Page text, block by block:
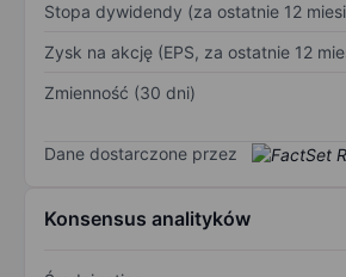
Stopa dywidendy (za ostatnie 12
Zysk na akcję (EPS, za ostatnie 12
Zmienność (30 dni)
Dane dostarczone przez
Konsensus analityków